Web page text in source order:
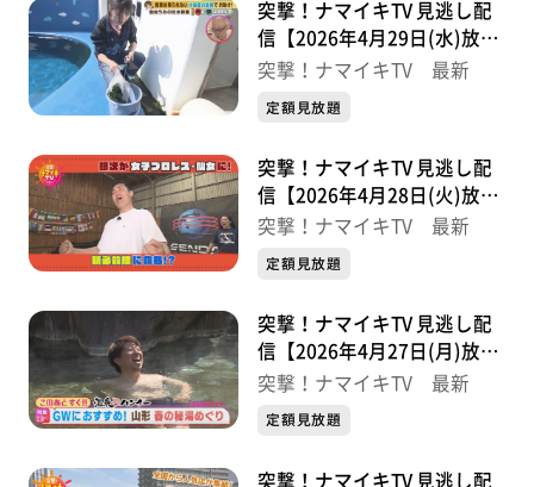
突撃！ナマイキTV 見逃し配
信【2026年4月29日(水)放送
分】
突撃！ナマイキTV 最新
定額見放題
突撃！ナマイキTV 見逃し配
信【2026年4月28日(火)放送
分】
突撃！ナマイキTV 最新
定額見放題
突撃！ナマイキTV 見逃し配
信【2026年4月27日(月)放送
分】
突撃！ナマイキTV 最新
定額見放題
突撃！ナマイキTV 見逃し配